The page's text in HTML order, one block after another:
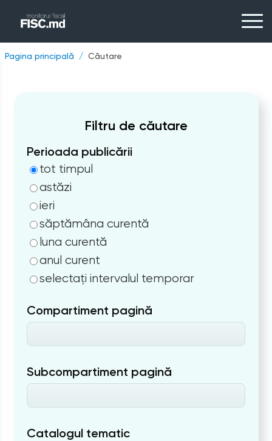
Pagina principală Căutare
Filtru de căutare
Perioada publicării
tot timpul
astăzi
ieri
săptămâna curentă
luna curentă
anul curent
selectați intervalul temporar
Compartiment pagină
Subcompartiment pagină
Catalogul tematic